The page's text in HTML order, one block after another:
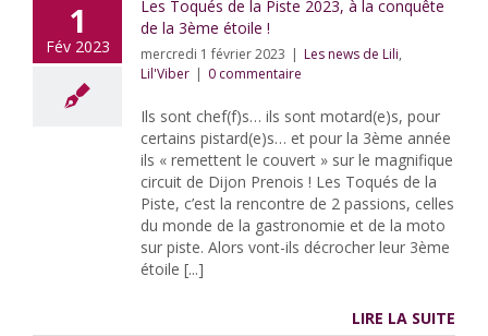
1
Fév 2023
Les Toqués de la Piste 2023, à la conquête
de la 3ème étoile !
mercredi 1 février 2023 | Les news de Lili,
Lil'Viber | 0 commentaire
Ils sont chef(f)s… ils sont motard(e)s, pour
certains pistard(e)s… et pour la 3ème année
ils « remettent le couvert » sur le magnifique
circuit de Dijon Prenois ! Les Toqués de la
Piste, c’est la rencontre de 2 passions, celles
du monde de la gastronomie et de la moto
sur piste. Alors vont-ils décrocher leur 3ème
étoile [...]
LIRE LA SUITE